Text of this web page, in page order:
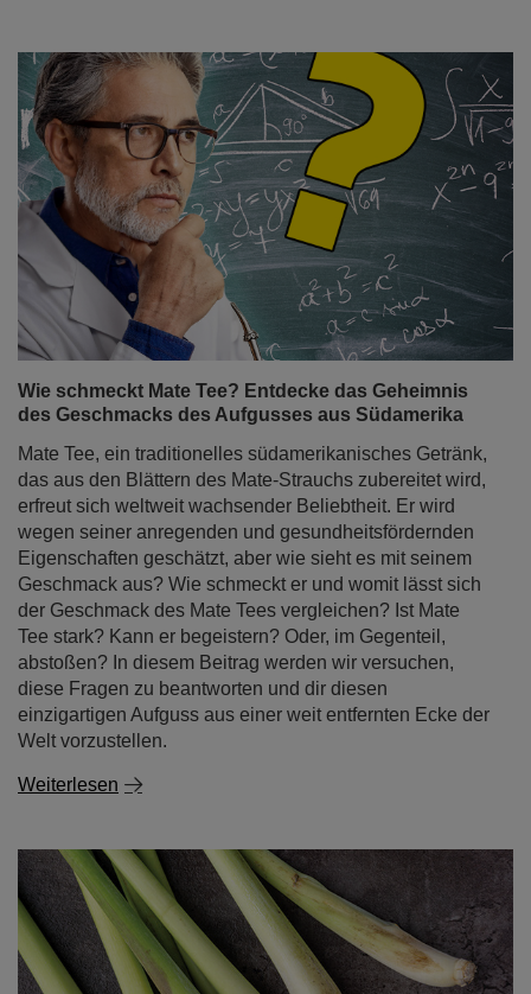
Wie schmeckt Mate Tee? Entdecke das Geheimnis
des Geschmacks des Aufgusses aus Südamerika
Mate Tee, ein traditionelles südamerikanisches Getränk,
das aus den Blättern des Mate-Strauchs zubereitet wird,
erfreut sich weltweit wachsender Beliebtheit. Er wird
wegen seiner anregenden und gesundheitsfördernden
Eigenschaften geschätzt, aber wie sieht es mit seinem
Geschmack aus? Wie schmeckt er und womit lässt sich
der Geschmack des Mate Tees vergleichen? Ist Mate
Tee stark? Kann er begeistern? Oder, im Gegenteil,
abstoßen? In diesem Beitrag werden wir versuchen,
diese Fragen zu beantworten und dir diesen
einzigartigen Aufguss aus einer weit entfernten Ecke der
Welt vorzustellen.
Weiterlesen